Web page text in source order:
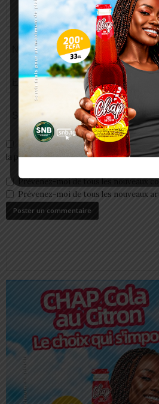
Enregistrer mon nom, email et site
la prochaine fois que je commenterai.
Prévenez-moi de tous les nouveaux
Prévenez-moi de tous les nouveaux